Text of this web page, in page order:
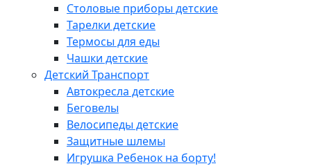
Столовые приборы детские
Тарелки детские
Термосы для еды
Чашки детские
Детский Транспорт
Автокресла детские
Беговелы
Велосипеды детские
Защитные шлемы
Игрушка Ребенок на борту!